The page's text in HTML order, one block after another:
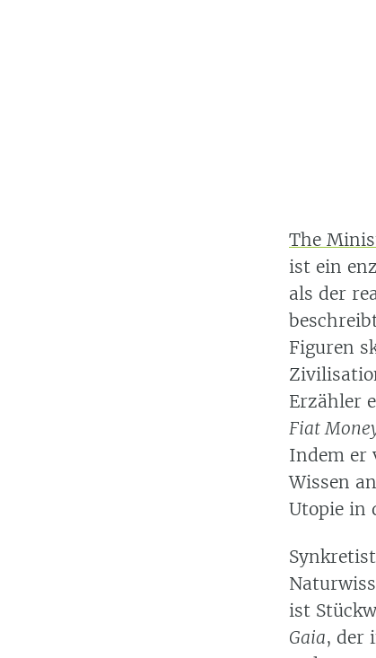
The
ist ein
als der
Figuren
Erzähler
Fiat
Indem er
Wissen
Utopie in
ist
Gaia, der